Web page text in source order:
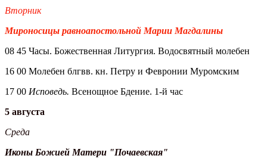
Вторник
Мироносицы равноапостольной Марии Магдалины
08 45 Часы. Божественная Литургия. Водосвятный молебен
16 00 Молебен блгвв. кн. Петру и Февронии Муромским
17 00 Исповедь. Всенощное Бдение. 1-й час
5 августа
Среда
Иконы Божией Матери "Почаевская"